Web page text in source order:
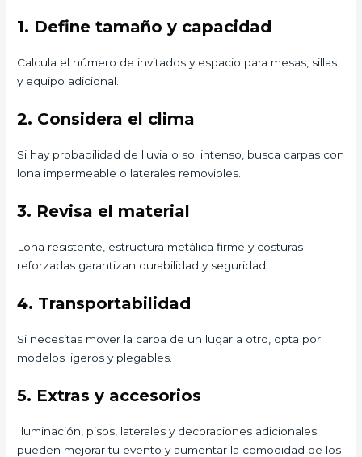
1. Define tamaño y capacidad
Calcula el número de invitados y espacio para mesas, sillas
y equipo adicional.
2. Considera el clima
Si hay probabilidad de lluvia o sol intenso, busca carpas con
lona impermeable o laterales removibles.
3. Revisa el material
Lona resistente, estructura metálica firme y costuras
reforzadas garantizan durabilidad y seguridad.
4. Transportabilidad
Si necesitas mover la carpa de un lugar a otro, opta por
modelos ligeros y plegables.
5. Extras y accesorios
Iluminación, pisos, laterales y decoraciones adicionales
pueden mejorar tu evento y aumentar la comodidad de los